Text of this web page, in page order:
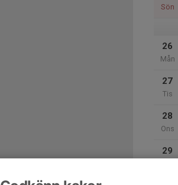
Sön
26
Mån
27
Tis
28
Ons
29